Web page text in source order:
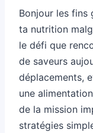
Bonjour les fins
ta nutrition
le défi que
de saveurs
déplacements,
une
de la mission
stratégies